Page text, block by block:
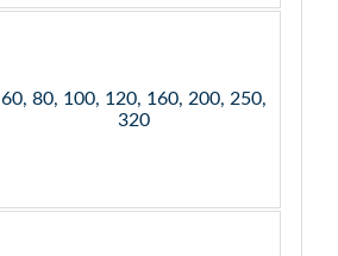
60, 80, 100, 120, 160, 200, 250,
320